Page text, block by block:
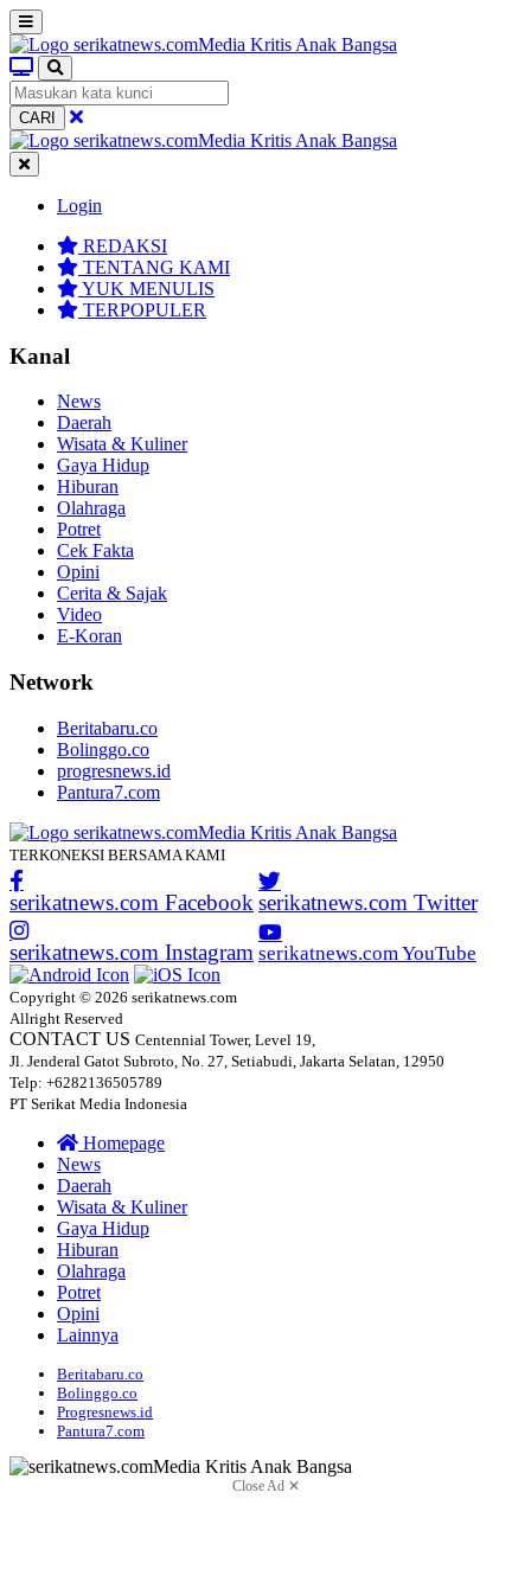
CARI
Login
REDAKSI
TENTANG KAMI
YUK MENULIS
TERPOPULER
Kanal
News
Daerah
Wisata & Kuliner
Gaya Hidup
Hiburan
Olahraga
Potret
Cek Fakta
Opini
Cerita & Sajak
Video
E-Koran
Network
Beritabaru.co
Bolinggo.co
progresnews.id
Pantura7.com
TERKONEKSI BERSAMA KAMI
serikatnews.com Facebook serikatnews.com Twitter
serikatnews.com Instagram serikatnews.com YouTube
Copyright © 2026 serikatnews.com
Allright Reserved
CONTACT US Centennial Tower, Level 19,
Jl. Jenderal Gatot Subroto, No. 27, Setiabudi, Jakarta Selatan, 12950
Telp: +6282136505789
PT Serikat Media Indonesia
Homepage
News
Daerah
Wisata & Kuliner
Gaya Hidup
Hiburan
Olahraga
Potret
Opini
Lainnya
Beritabaru.co
Bolinggo.co
Progresnews.id
Pantura7.com
Close Ad ✕